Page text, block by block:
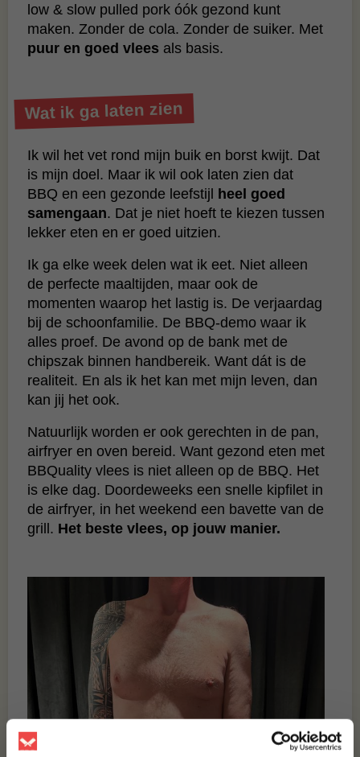
low & slow pulled pork óók gezond kunt
maken. Zonder de cola. Zonder de suiker. Met
puur en goed vlees als basis.
Wat ik ga laten zien
Ik wil het vet rond mijn buik en borst kwijt. Dat
is mijn doel. Maar ik wil ook laten zien dat
BBQ en een gezonde leefstijl
heel goed
samengaan. Dat je niet hoeft te kiezen tussen
lekker eten en er goed uitzien.
Ik ga elke week delen wat ik eet. Niet alleen
de perfecte maaltijden, maar ook de
momenten waarop het lastig is. De verjaardag
bij de schoonfamilie. De BBQ-demo waar ik
alles proef. De avond op de bank met de
chipszak binnen handbereik. Want dát is de
realiteit. En als ik het kan met mijn leven, dan
kan jij het ook.
Natuurlijk worden er ook gerechten in de pan,
airfryer en oven bereid. Want gezond eten met
BBQuality vlees is niet alleen op de BBQ. Het
is elke dag. Doordeweeks een snelle kipfilet in
de airfryer, in het weekend een bavette van de
grill. Het beste vlees, op jouw manier.